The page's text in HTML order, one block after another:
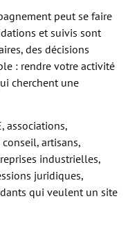
peut se faire
et suivis sont
des décisions
: rendre votre activité
cherchent une
associations,
artisans,
industrielles,
juridiques,
qui veulent un site